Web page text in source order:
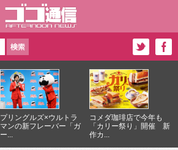
プリングルズ×ウルトラ
マンの新フレーバー「ガ
ー...
コメダ珈琲店で今年も
「カリー祭り」開催 新
作カ...